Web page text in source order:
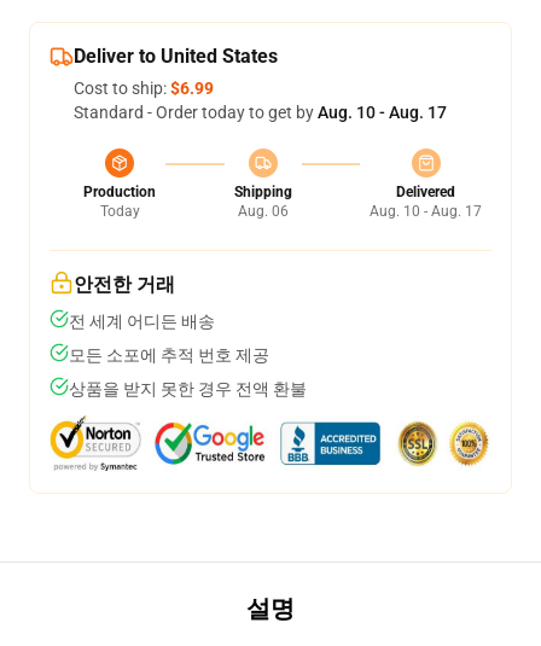
Deliver to United States
Cost to ship:$6.99
Standard - Order today to get byAug. 10 - Aug. 17
Production
Today
Shipping
Aug. 06
Delivered
Aug. 10 - Aug. 17
안전한 거래
전 세계 어디든 배송
모든 소포에 추적 번호 제공
상품을 받지 못한 경우 전액 환불
설명